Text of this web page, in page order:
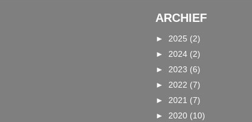
ARCHIEF
► 2025 (2)
► 2024 (2)
► 2023 (6)
► 2022 (7)
► 2021 (7)
► 2020 (10)